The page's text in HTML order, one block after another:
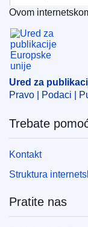
natjecanje(
CELEX :
IMMC : M.11696
Ured za
Ovom
Ured za
Pravo | Podaci |
Trebate
Kontakt
Struktura
Pratite nas